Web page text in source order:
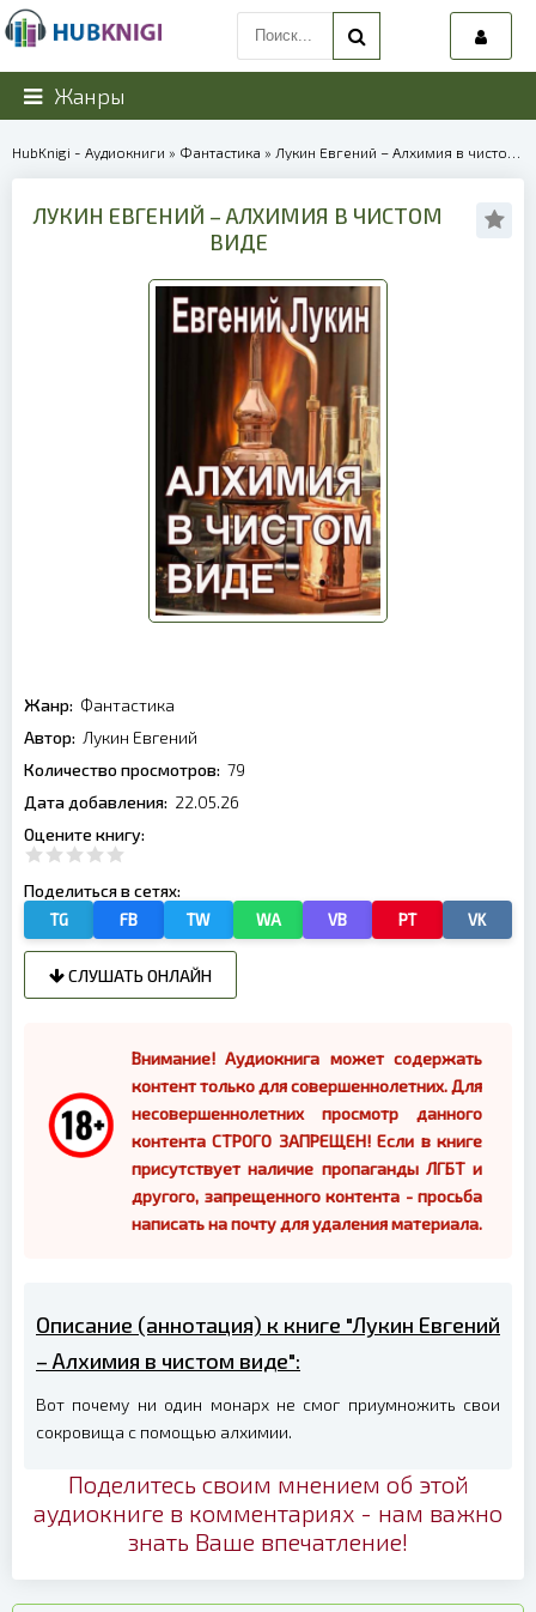
Жанры
HubKnigi - Аудиокниги » Фантастика » Лукин Евгений – Алхимия в чистом виде | 40019
ЛУКИН ЕВГЕНИЙ – АЛХИМИЯ В ЧИСТОМ
ВИДЕ
Жанр: Фантастика
Автор: Лукин Евгений
Количество просмотров: 79
Дата добавления: 22.05.26
Оцените книгу:
Поделиться в сетях:
TG FB TW WA VB PT VK
СЛУШАТЬ ОНЛАЙН
Внимание! Аудиокнига может содержать
контент только для совершеннолетних. Для
несовершеннолетних просмотр данного
контента СТРОГО ЗАПРЕЩЕН! Если в книге
присутствует наличие пропаганды ЛГБТ и
другого, запрещенного контента - просьба
написать на почту для удаления материала.
Описание (аннотация) к книге "Лукин Евгений
– Алхимия в чистом виде":
Вот почему ни один монарх не смог приумножить свои
сокровища с помощью алхимии.
Поделитесь своим мнением об этой
аудиокниге в комментариях - нам важно
знать Ваше впечатление!